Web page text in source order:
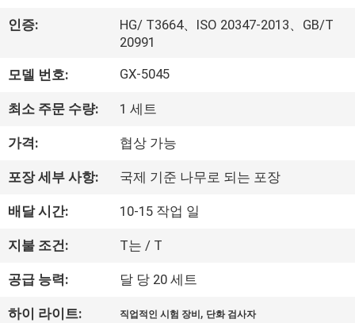
리
대
하
여
공
여
행
인증:
HG/ T3664、ISO 20347-2013、GB/T
20991
모델 번호: GX-5045
최소 주문 수량: 1 세트
가격: 협상 가능
포장 세부 사항: 국제 기준 나무로 되는 포장
배달 시간: 10-15 작업 일
지불 조건: T는 / T
공급 능력: 달 당 20 세트
하이 라이트: 직업적인 시험 장비 , 단화 검사자